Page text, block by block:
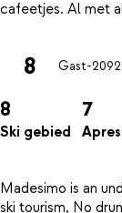
8 Gast-
8
Ski gebied
7
Madesimo is an
ski tourism, No